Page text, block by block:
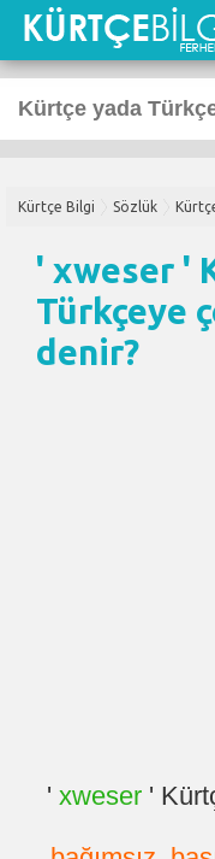
Kürtçe Bilgi Sözlük
' xweser '
Türkçeye
denir?
' xweser '